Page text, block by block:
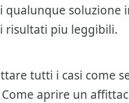
soluzione
risultati piu leggibili.
tutti i casi come
Come aprire un